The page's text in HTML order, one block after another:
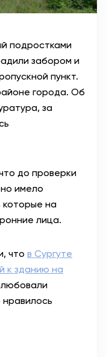
подростками
забором и
пункт.
города. Об
за
до проверки
имело
которые на
лица.
что в Сургуте
к зданию на